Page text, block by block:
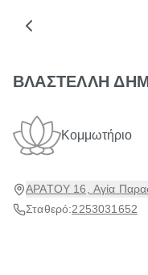
ΒΛΑΣΤΕΛΛΗ
Κομμωτήριο
ΑΡΑΤΟΥ 16, Αγία
Σταθερό:2253031652